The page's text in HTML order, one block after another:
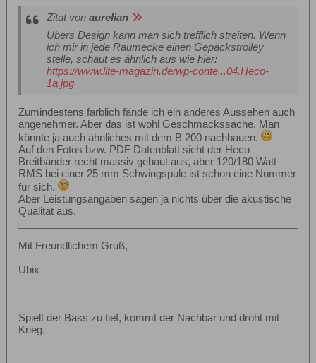
Zitat von aurelian
Übers Design kann man sich trefflich streiten. Wenn
ich mir in jede Raumecke einen Gepäckstrolley
stelle, schaut es ähnlich aus wie hier:
https://www.lite-magazin.de/wp-conte...04.Heco-
1a.jpg
Zumindestens farblich fände ich ein anderes Aussehen auch
angenehmer. Aber das ist wohl Geschmackssache. Man
könnte ja auch ähnliches mit dem B 200 nachbauen.
Auf den Fotos bzw. PDF Datenblatt sieht der Heco
Breitbänder recht massiv gebaut aus, aber 120/180 Watt
RMS bei einer 25 mm Schwingspule ist schon eine Nummer
für sich.
Aber Leistungsangaben sagen ja nichts über die akustische
Qualität aus.
Mit Freundlichem Gruß,
Ubix
Spielt der Bass zu tief, kommt der Nachbar und droht mit
Krieg.